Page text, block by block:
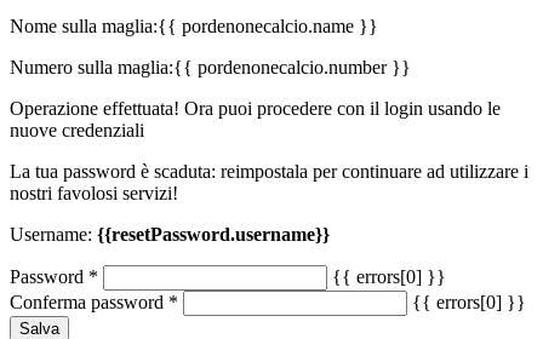
Nome sulla maglia:{{ pordenonecalcio.name }}
Numero sulla maglia:{{ pordenonecalcio.number }}
Operazione effettuata! Ora puoi procedere con il login usando le
nuove credenziali
La tua password è scaduta: reimpostala per continuare ad utilizzare i
nostri favolosi servizi!
Username: {{resetPassword.username}}
Password *
{{ errors[0] }}
Conferma password * {{ errors[0] }}
Salva